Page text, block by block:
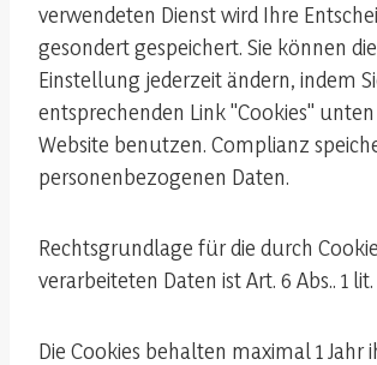
verwendeten Dienst wird Ihre
gesondert gespeichert. Sie können
Einstellung jederzeit ändern, indem
entsprechenden Link "Cookies"
Website benutzen. Complianz
personenbezogenen Daten.
Rechtsgrundlage für die durch
verarbeiteten Daten ist Art. 6 Abs.. 1 lit.
Die Cookies behalten maximal 1 Jahr